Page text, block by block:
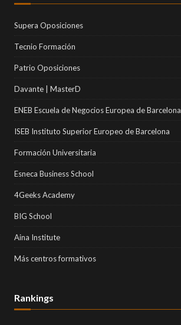
Supera Oposiciones
Tecnio Formación
Patrio Oposiciones
Davante | MasterD
ENEB Escuela de Negocios Europea de Barcelona
ISEB Instituto Superior Europeo de Barcelona
Formación Universitaria
Esneca Business School
4Geeks Academy
BIG School
Aina Institute
Más centros formativos
Rankings